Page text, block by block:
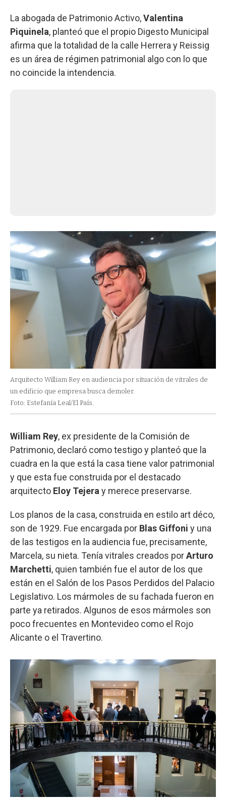
La abogada de Patrimonio Activo,Valentina
Piquinela, planteó que el propio Digesto Municipal
afirma que la totalidad de la calle Herrera y Reissig
es un área de régimen patrimonial algo con lo que
no coincide la intendencia.
Arquitecto William Rey en audiencia por situación de vitrales de
un edificio que empresa busca demoler.
Foto: Estefanía Leal/El País.
William Rey, ex presidente de la Comisión de
Patrimonio, declaró como testigo y planteó que la
cuadra en la que está la casa tiene valor patrimonial
y que esta fue construida por el destacado
arquitecto Eloy Tejera y merece preservarse.
Los planos de la casa, construida en estilo art déco,
son de 1929. Fue encargada por Blas Giffoni y una
de las testigos en la audiencia fue, precisamente,
Marcela, su nieta. Tenía vitrales creados porArturo
Marchetti, quien también fue el autor de los que
están en el Salón de los Pasos Perdidos del Palacio
Legislativo. Los mármoles de su fachada fueron en
parte ya retirados. Algunos de esos mármoles son
poco frecuentes en Montevideo como el Rojo
Alicante o el Travertino.